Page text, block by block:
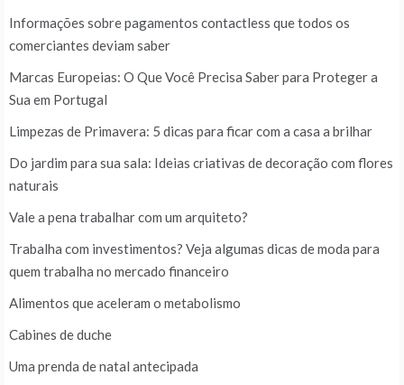
Informações sobre pagamentos contactless que todos os
comerciantes deviam saber
Marcas Europeias: O Que Você Precisa Saber para Proteger a
Sua em Portugal
Limpezas de Primavera: 5 dicas para ficar com a casa a brilhar
Do jardim para sua sala: Ideias criativas de decoração com flores
naturais
Vale a pena trabalhar com um arquiteto?
Trabalha com investimentos? Veja algumas dicas de moda para
quem trabalha no mercado financeiro
Alimentos que aceleram o metabolismo
Cabines de duche
Uma prenda de natal antecipada